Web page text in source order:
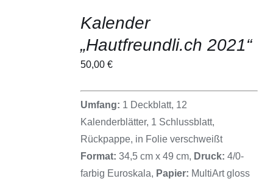
WARENKORB
Kalender
„Hautfreundli.ch 2021“
50,00€
Umfang: 1 Deckblatt, 12
Kalenderblätter, 1 Schlussblatt,
Rückpappe, in Folie verschweißt
Format: 34,5 cm x 49 cm, Druck: 4/0-
farbig Euroskala, Papier: MultiArt gloss